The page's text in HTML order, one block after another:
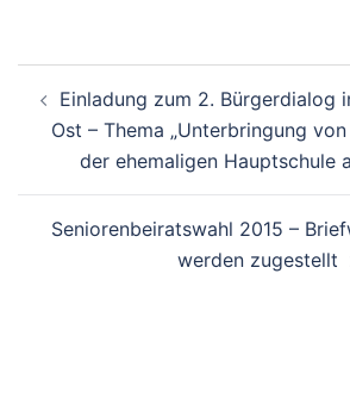
Navigation
Einladung zum 2. Bürgerdialog
Ost – Thema „Unterbringung
der ehemaligen Hauptschule
Seniorenbeiratswahl 2015 –
werden zugestellt